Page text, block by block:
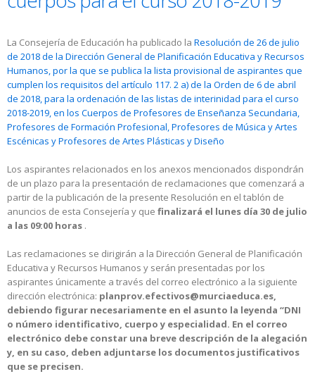
La Consejería de Educación ha publicado la Resolución de 26 de julio
de 2018 de la Dirección General de Planificación Educativa y Recursos
Humanos, por la que se publica la lista provisional de aspirantes que
cumplen los requisitos del artículo 117. 2 a) de la Orden de 6 de abril
de 2018, para la ordenación de las listas de interinidad para el curso
2018-2019, en los Cuerpos de Profesores de Enseñanza Secundaria,
Profesores de Formación Profesional, Profesores de Música y Artes
Escénicas y Profesores de Artes Plásticas y Diseño
Los aspirantes relacionados en los anexos mencionados dispondrán
de un plazo para la presentación de reclamaciones que comenzará a
partir de la publicación de la presente Resolución en el tablón de
anuncios de esta Consejería y que finalizará el lunes día 30 de julio
a las 09:00 horas .
Las reclamaciones se dirigirán a la Dirección General de Planificación
Educativa y Recursos Humanos y serán presentadas por los
aspirantes únicamente a través del correo electrónico a la siguiente
dirección electrónica: planprov.efectivos@murciaeduca.es,
debiendo figurar necesariamente en el asunto la leyenda “DNI
o número identificativo, cuerpo y especialidad. En el correo
electrónico debe constar una breve descripción de la alegación
y, en su caso, deben adjuntarse los documentos justificativos
que se precisen.